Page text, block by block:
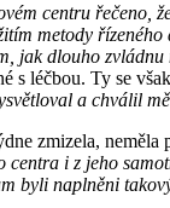
centru
metody řízeného
jak dlouho
s léčbou. Ty se
a chválil
zmizela,
i z jeho
byli naplněni